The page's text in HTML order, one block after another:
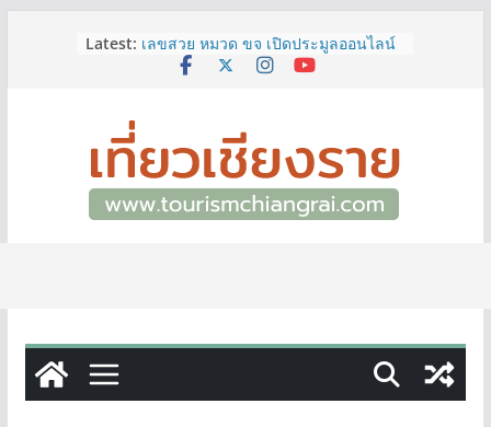
Latest: เลขสวย หมวด ขจ เปิดประมูลออนไลน์
แล้ววันนี้ เลขเด่น เลขมงคล ความหมาย
จ.เชียงราย ที่ไม่ควรพลาด!
12–16 ส.ค.นี้ เตรียมพบกับมหกรรมสุด
ยิ่งใหญ่แห่งปี “อุตสาหกรรมแฟร์ ล้านนา
ตะวันออก 2026”
ผู้ว่าฯ เชียงราย เยี่ยมชม “ป๊ะกาด Vol.2”
“Feel All the Feelings” เที่ยวให้สนุก
เก็บแสตมป์ครบ แล้วรับของที่ระลึกสุด